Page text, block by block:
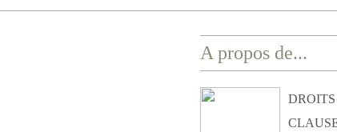
A propos de...